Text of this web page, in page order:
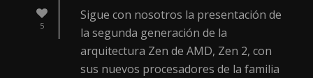
5
Sigue con nosotros la presentación de
la segunda generación de la
arquitectura Zen de AMD, Zen 2, con
sus nuevos procesadores de la familia